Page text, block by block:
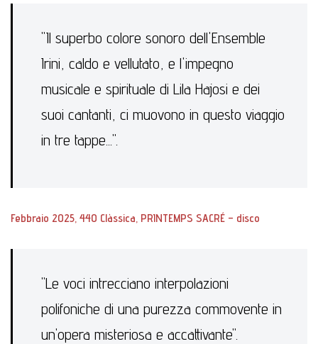
"Il superbo colore sonoro dell'Ensemble
Irini, caldo e vellutato, e l'impegno
musicale e spirituale di Lila Hajosi e dei
suoi cantanti, ci muovono in questo viaggio
in tre tappe...".
Febbraio 2025, 440 Clàssica, PRINTEMPS SACRÉ – disco
"Le voci intrecciano interpolazioni
polifoniche di una purezza commovente in
un'opera misteriosa e accattivante".